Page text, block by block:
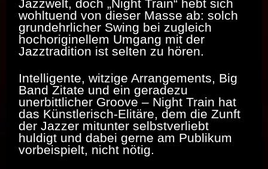
Jazzwelt, doch „Night Train“ hebt sich
wohltuend von dieser Masse ab: solch
grundehrlicher Swing bei zugleich
hochoriginellem Umgang mit der
Jazztradition ist selten zu hören.
Intelligente, witzige Arrangements, Big
Band Zitate und ein geradezu
unerbittlicher Groove – Night Train hat
das Künstlerisch-Elitäre, dem die Zunft
der Jazzer mitunter selbstverliebt
huldigt und dabei gerne am Publikum
vorbeispielt, nicht nötig.